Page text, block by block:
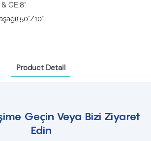
GE;8°
10°
Product Detail
Geçin Veya Bizi Ziyaret
Edin